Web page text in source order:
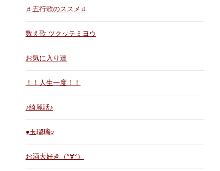
♬五行歌のススメ♫
数え歌 ツクッテミヨウ
お気に入り達
！！人生一度！！
♪綺麗話♪
●玉瑠璃○
お酒大好き（°∀°）